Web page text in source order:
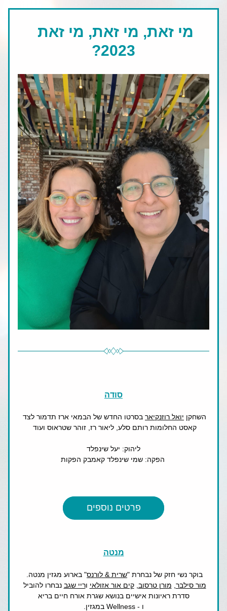
2023?
סודה
השחקן יואל רוזנקיאר
קאסט החלומות רותם סלע, ליאור רז, זוהר שטראוס ועוד
ליהוק: יעל שינפלד
הפקה: שמי שינפלד קאמבק הפקות
פרטים נוספים
מנטה
בוקר נשי חזק של נבחרת "שרית & לורנס" בארוע מגזין מנטה.
מור סילבר מורן טרסוב , קים אור אזולאי וריי שגב
סדרת ראיונות אישיים בנושא שגרת אורח חיים בריא
ו - Wellness במגזין.